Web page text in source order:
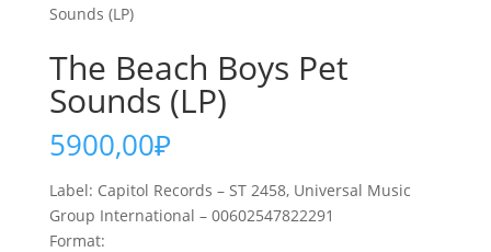
Sounds (LP)
The Beach Boys Pet
Sounds (LP)
5900,00₽
Label: Capitol Records – ST 2458, Universal Music
Group International – 00602547822291
Format: